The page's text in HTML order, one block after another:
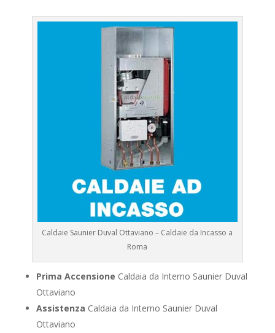
Caldaie Saunier Duval Ottaviano – Caldaie da Incasso a
Roma
Prima Accensione Caldaia da Interno Saunier Duval
Ottaviano
Assistenza Caldaia da Interno Saunier Duval
Ottaviano